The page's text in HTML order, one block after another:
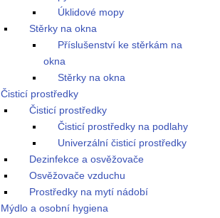
Úklidové mopy
Stěrky na okna
Příslušenství ke stěrkám na
okna
Stěrky na okna
Čisticí prostředky
Čisticí prostředky
Čisticí prostředky na podlahy
Univerzální čisticí prostředky
Dezinfekce a osvěžovače
Osvěžovače vzduchu
Prostředky na mytí nádobí
Mýdlo a osobní hygiena